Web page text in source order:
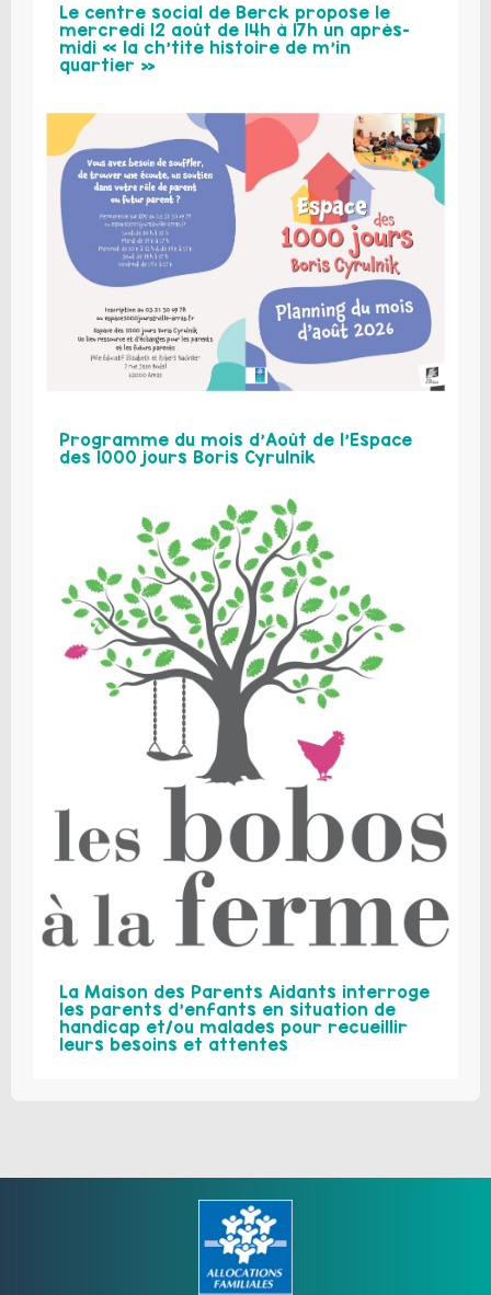
Le centre social de Berck propose le
mercredi 12 août de 14h à 17h un après-
midi « la ch’tite histoire de m’in
quartier »
Programme du mois d’Août de l’Espace
des 1000 jours Boris Cyrulnik
La Maison des Parents Aidants interroge
les parents d’enfants en situation de
handicap et/ou malades pour recueillir
leurs besoins et attentes